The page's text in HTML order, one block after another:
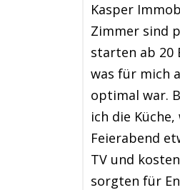
Kasper
Zimmer sind
starten ab 20
was für mich
optimal war.
ich die
Feierabend
TV und
sorgten für